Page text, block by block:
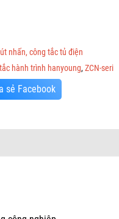
nhấn, công tắc tủ điện
hành trình hanyoung,ZCN-seri
sẻ Facebook